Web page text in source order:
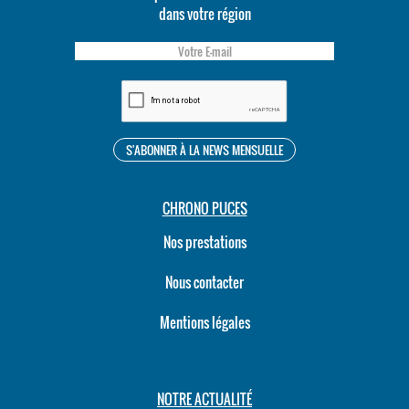
dans votre région
CHRONO PUCES
Nos prestations
Nous contacter
Mentions légales
NOTRE ACTUALITÉ